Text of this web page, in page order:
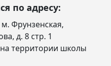
по адресу:
Фрунзенская,
д. 8 стр. 1
территории школы